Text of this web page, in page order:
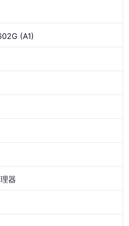
(A1)
器